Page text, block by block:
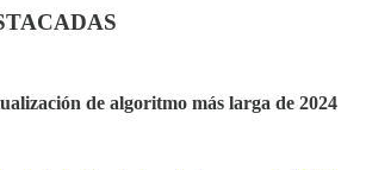
de algoritmo más larga de 2024